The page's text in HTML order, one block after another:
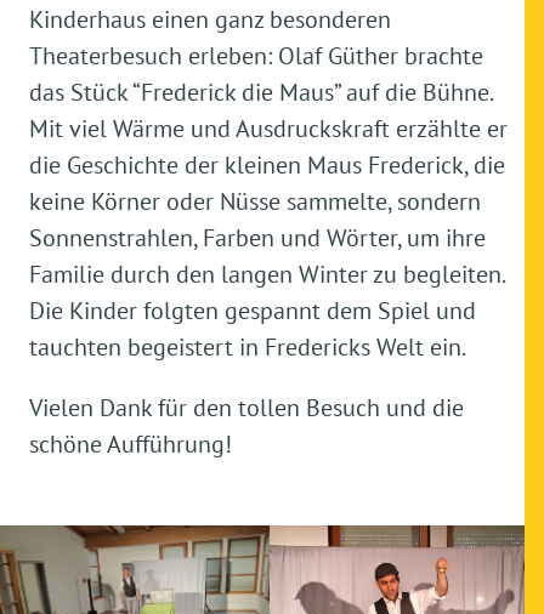
Kinderhaus einen ganz besonderen
Theaterbesuch erleben: Olaf Güther brachte
das Stück “Frederick die Maus” auf die Bühne.
Mit viel Wärme und Ausdruckskraft erzählte er
die Geschichte der kleinen Maus Frederick, die
keine Körner oder Nüsse sammelte, sondern
Sonnenstrahlen, Farben und Wörter, um ihre
Familie durch den langen Winter zu begleiten.
Die Kinder folgten gespannt dem Spiel und
tauchten begeistert in Fredericks Welt ein.
Vielen Dank für den tollen Besuch und die
schöne Aufführung!